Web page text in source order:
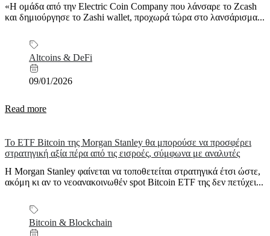
«Η ομάδα από την Electric Coin Company που λάνσαρε το Zcash
και δημιούργησε το Zashi wallet, προχωρά τώρα στο λανσάρισμα...
Altcoins & DeFi
09/01/2026
Read more
Το ETF Bitcoin της Morgan Stanley θα μπορούσε να προσφέρει
στρατηγική αξία πέρα από τις εισροές, σύμφωνα με αναλυτές
Η Morgan Stanley φαίνεται να τοποθετείται στρατηγικά έτσι ώστε,
ακόμη κι αν το νεοανακοινωθέν spot Bitcoin ETF της δεν πετύχει...
Bitcoin & Blockchain